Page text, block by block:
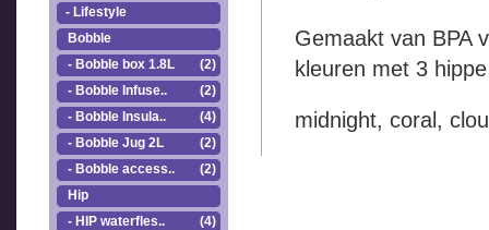
- Lifestyle
Bobble
- Bobble box 1.8L
(2)
- Bobble Infuse..
(2)
- Bobble Insula..
(4)
- Bobble Jug 2L
(2)
- Bobble access..
(2)
Hip
- HIP waterfles..
(4)
Gemaakt van BPA
kleuren met 3
midnight, coral,